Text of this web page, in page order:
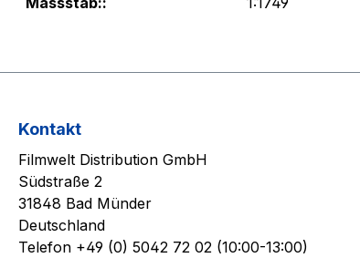
Kontakt
Filmwelt Distribution GmbH
Südstraße 2
31848 Bad Münder
Deutschland
Telefon +49 (0) 5042 72 02 (10:00-13:00)